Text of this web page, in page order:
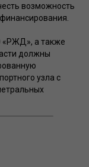
возможность
«РЖД», а также
должны
узла с